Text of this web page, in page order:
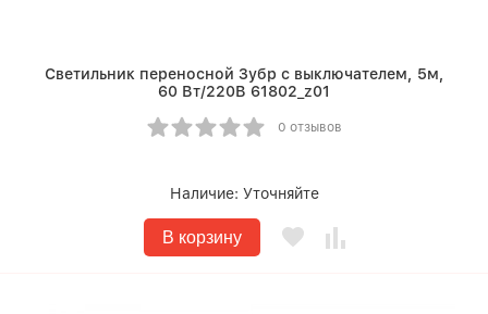
Светильник переносной Зубр с выключателем, 5м,
60 Вт/220В 61802_z01
0 отзывов
Наличие: Уточняйте
В корзину